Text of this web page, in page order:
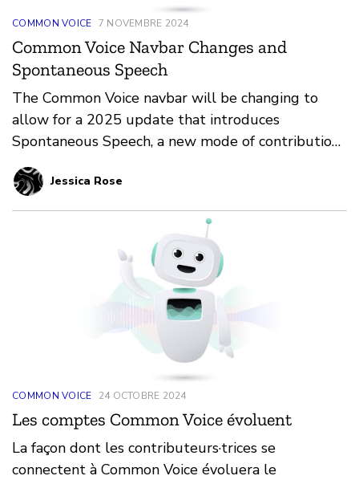
COMMON VOICE 7 NOVEMBRE 2024
Common Voice Navbar Changes and
Spontaneous Speech
The Common Voice navbar will be changing to
allow for a 2025 update that introduces
Spontaneous Speech, a new mode of contribution
and new dataset.
Jessica Rose
COMMON VOICE 24 OCTOBRE 2024
Les comptes Common Voice évoluent
La façon dont les contributeurs·trices se
connectent à Common Voice évoluera le